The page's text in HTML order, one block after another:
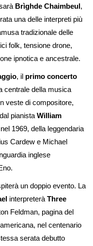
Brìghde Chaimbeul,
una delle interpreti più
tradizionale delle
folk, tensione drone,
ipnotica e ancestrale.
, il primo concerto
centrale della musica
veste di compositore,
pianista William
1969, della leggendaria
Cardew e Michael
inglese
un doppio evento. La
interpreterà Three
Feldman, pagina del
nel centenario
serata debutto